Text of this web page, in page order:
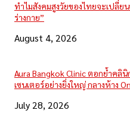
ทำไมสังคมสูงวัยของไทยจะเปลี่ย
ร่างกาย”
August 4, 2026
Aura Bangkok Clinic ตอกย้ำคลิ
เซนเตอร์อย่างยิ่งใหญ่ กลางห้าง
July 28, 2026